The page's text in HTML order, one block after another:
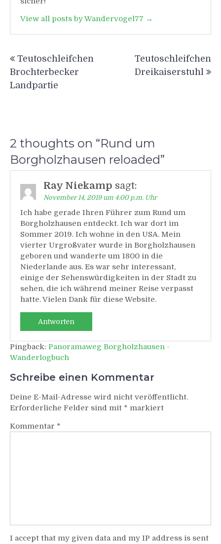
View all posts by Wandervogel77 →
Teutoschleifchen
Brochterbecker
Landpartie
Teutoschleifchen
Dreikaiserstuhl
2 thoughts on “Rund um
Borgholzhausen reloaded”
Ray Niekamp sagt:
November 14, 2019 um 4:00 p.m. Uhr
Ich habe gerade Ihren Führer zum Rund um
Borgholzhausen entdeckt. Ich war dort im
Sommer 2019. Ich wohne in den USA. Mein
vierter Urgroßvater wurde in Borgholzhausen
geboren und wanderte um 1800 in die
Niederlande aus. Es war sehr interessant,
einige der Sehenswürdigkeiten in der Stadt zu
sehen, die ich während meiner Reise verpasst
hatte. Vielen Dank für diese Website.
Antworten
Pingback: Panoramaweg Borgholzhausen -
Wanderlogbuch
Schreibe einen Kommentar
Deine E-Mail-Adresse wird nicht veröffentlicht.
Erforderliche Felder sind mit * markiert
Kommentar *
I accept that my given data and my IP address is sent